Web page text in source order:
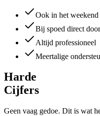
Ook in het weekend
Bij spoed direct
Altijd professioneel
Meertalige
Harde
Cijfers
Geen vaag gedoe. Dit is wat